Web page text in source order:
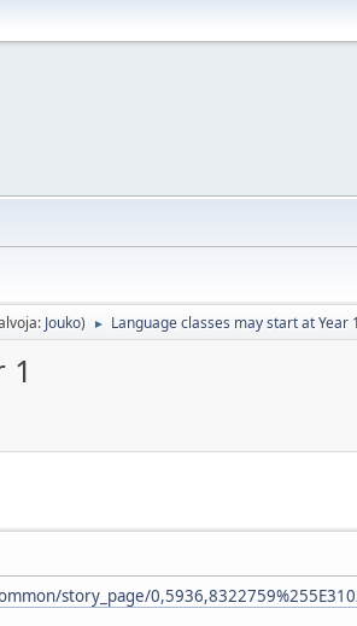
Jouko) ► Language classes may start at Year 1
1
story_page/